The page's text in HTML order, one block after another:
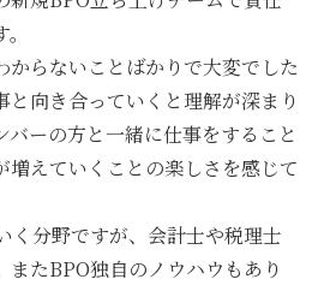
からないことばかりで大変でした
向き合っていくと理解が深まり
ーの方と一緒に仕事をすること
増えていくことの楽しさを感じて
く分野ですが、会計士や税理士
たBPO独自のノウハウもあり